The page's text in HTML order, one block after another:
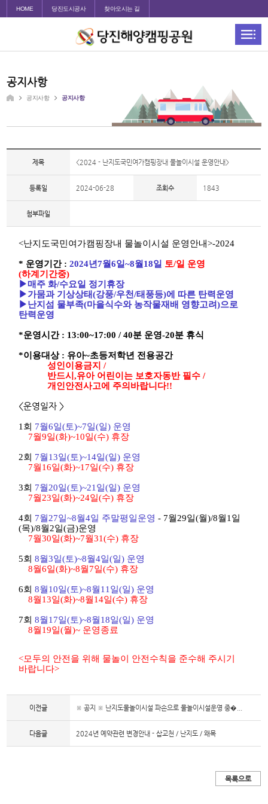
HOME 당진도시공사 찾아오시는 길
공지사항
공지사항 공지사항
제목 <2024 - 난지도국민여가캠핑장내 물놀이시설 운영안내>
등록일 2024-06-28 조회수 1843
첨부파일
<난지도국민여가캠핑장내 물놀이시설 운영안내>-2024
* 운영기간 :2024년7월6일~8월 18일 토/일 운영
(하계기간중)
▶매주 화/수요일 정기휴장
▶가뭄과 기상상태(강풍/우천/태풍등)에 따른 탄력운영
▶난지섬 물부족(마을식수와 농작물재배 영향고려)으로
탄력운영
*운영시간 : 13:00~17:00 / 40분 운영-20분 휴식
*이용대상 : 유아~초등저학년 전용공간
성인이용금지/
반드시,유아 어린이는 보호자동반 필수 /
개인안전사고에 주의바랍니다!!
<운영일자 >
1 회 7월6일(토)~7일(일) 운영
7월9일(화)~10일(수) 휴장
2회 7월13일(토)~14일(일) 운영
7월16일(화)~17일(수) 휴장
3회 7월20일(토)~21 일(일) 운영
7월23일(화)~24일(수) 휴장
4회 7월27일~8월4일 주말평일운영 - 7월29일(월)/8월1 일
(목)/8월2일(금)운영
7월30일(화)~7월31(수) 휴장
5회8월3일(토)~8월4일(일) 운영
8월6일(화)~8월7일(수) 휴장
6회8월10일(토)~8월11 일(일) 운영
8월13일(화)~8월14일(수) 휴장
7회8월17일(토)~8월18일(일) 운영
8월19일(월)~ 운영종료
<모두의 안전을 위해 물놀이 안전수칙을 준수해 주시기
바랍니다>
이전글 ※ 공지 ※ 난지도물놀이시설 파손으로 물놀이시설운영 중�...
다음글 2024년 예약관련 변경안내 - 삽교천 / 난지도 / 왜목